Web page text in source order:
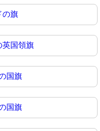
の旗
英国領旗
国旗
国旗